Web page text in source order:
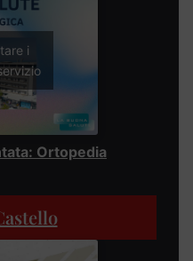
i
Ortopedia